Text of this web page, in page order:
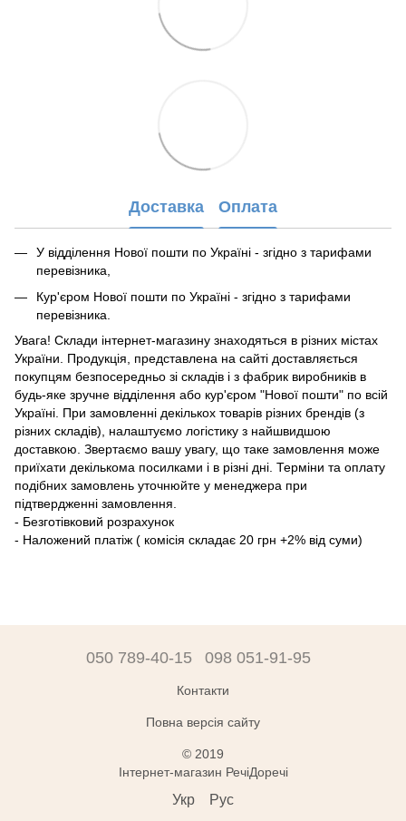
Доставка Оплата
У відділення Нової пошти по Україні - згідно з тарифами
перевізника,
Кур'єром Нової пошти по Україні - згідно з тарифами
перевізника.
Увага! Склади інтернет-магазину знаходяться в різних містах
України. Продукція, представлена ​​на сайті доставляється
покупцям безпосередньо зі складів і з фабрик виробників в
будь-яке зручне відділення або кур'єром "Нової пошти" по всій
Україні. При замовленні декількох товарів різних брендів (з
різних складів), налаштуємо логістику з найшвидшою
доставкою. Звертаємо вашу увагу, що таке замовлення може
приїхати декількома посилками і в різні дні. Терміни та оплату
подібних замовлень уточнюйте у менеджера при
підтвердженні замовлення.
- Безготівковий розрахунок
- Наложений платіж ( комісія складає 20 грн +2% від суми)
050 789-40-15 098 051-91-95
Контакти
Повна версія сайту
© 2019
Інтернет-магазин РечіДоречі
Укр Рус